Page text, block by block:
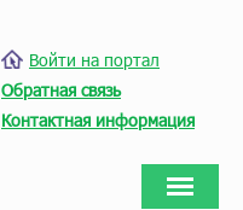
Войти на портал
Обратная связь
Контактная информация